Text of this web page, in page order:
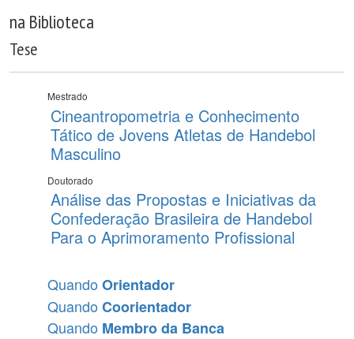
na Biblioteca
Tese
Mestrado
Cineantropometria e Conhecimento
Tático de Jovens Atletas de Handebol
Masculino
Doutorado
Análise das Propostas e Iniciativas da
Confederação Brasileira de Handebol
Para o Aprimoramento Profissional
Quando Orientador
Quando Coorientador
Quando Membro da Banca